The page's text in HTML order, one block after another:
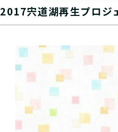
2017宍道湖再生プロジ